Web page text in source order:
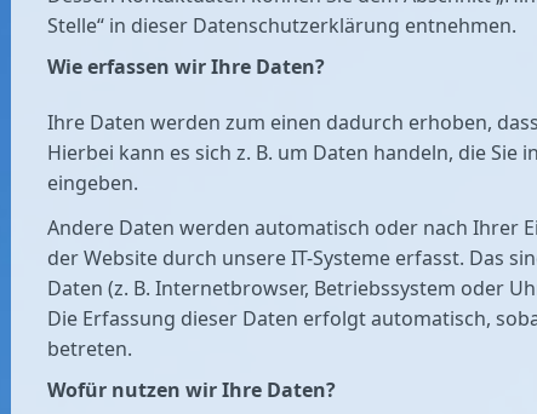
Stelle“ in dieser Datenschutzerklärung entnehmen.
Wie erfassen wir Ihre Daten?
Ihre Daten werden zum einen dadurch erhoben,
Hierbei kann es sich z. B. um Daten handeln, die Sie
eingeben.
Andere Daten werden automatisch oder nach Ihrer
der Website durch unsere IT-Systeme erfasst. Das
Daten (z. B. Internetbrowser, Betriebssystem oder
Die Erfassung dieser Daten erfolgt automatisch,
betreten.
Wofür nutzen wir Ihre Daten?